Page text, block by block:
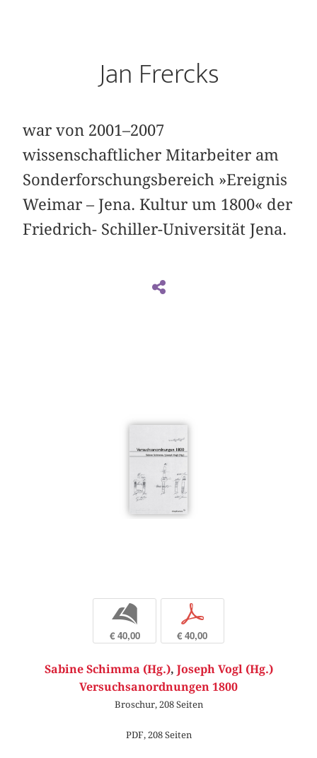
Jan Frercks
war von 2001–2007
wissenschaftlicher Mitarbeiter am
Sonderforschungsbereich »Ereignis
Weimar – Jena. Kultur um 1800« der
Friedrich- Schiller-Universität Jena.
b
€ 40,00
p
€ 40,00
Sabine Schimma (Hg.), Joseph Vogl (Hg.)
Versuchsanordnungen 1800
Broschur, 208 Seiten
PDF, 208 Seiten